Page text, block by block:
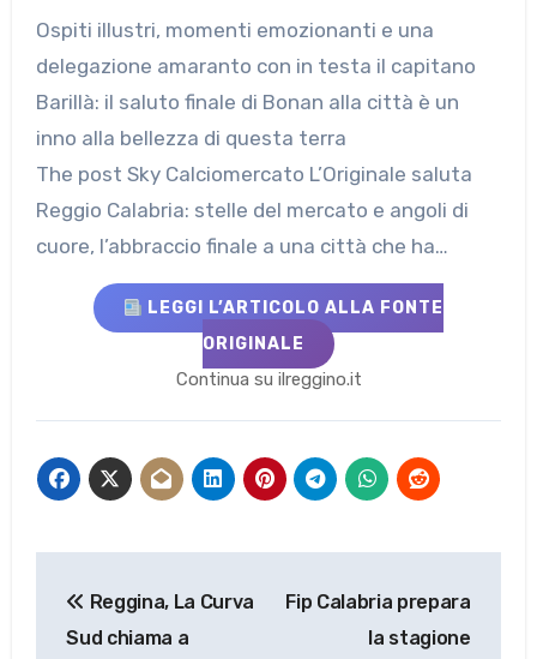
Ospiti illustri, momenti emozionanti e una
delegazione amaranto con in testa il capitano
Barillà: il saluto finale di Bonan alla città è un
inno alla bellezza di questa terra
The post Sky Calciomercato L’Originale saluta
Reggio Calabria: stelle del mercato e angoli di
cuore, l’abbraccio finale a una città che ha…
LEGGI L’ARTICOLO ALLA FONTE
ORIGINALE
Continua su ilreggino.it
articoli
Reggina, La Curva
Sud chiama a
Fip Calabria prepara
la stagione